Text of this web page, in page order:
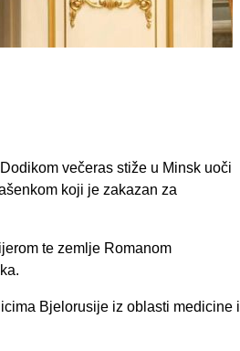
večeras stiže u Minsk uoči
koji je zakazan za
te zemlje Romanom
Bjelorusije iz oblasti medicine i